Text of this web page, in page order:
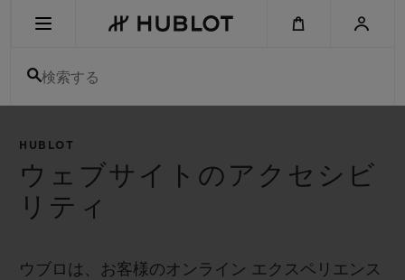
検索する
HUBLOT
ウェブサイトのアクセシビ
リティ
ウブロは、お客様のオンライン エクスペリエンス
最近の検索はありません
新作